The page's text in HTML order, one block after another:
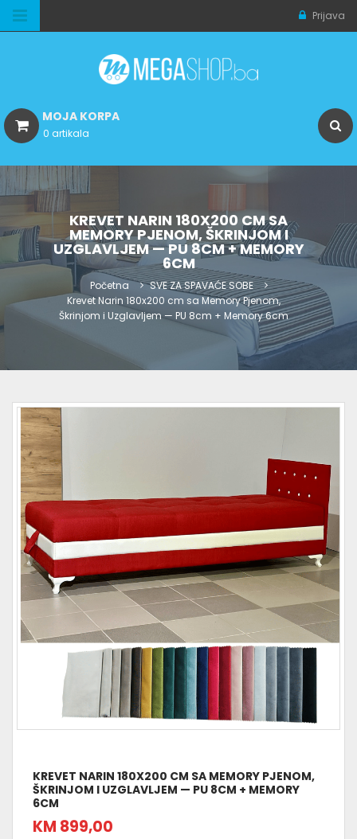
Prijava
MOJA KORPA
0 artikala
KREVET NARIN 180X200 CM SA
MEMORY PJENOM, ŠKRINJOM I
UZGLAVLJEM — PU 8CM + MEMORY
6CM
Početna
SVE ZA SPAVAĆE SOBE
Krevet Narin 180x200 cm sa Memory Pjenom,
Škrinjom i Uzglavljem — PU 8cm + Memory 6cm
KREVET NARIN 180X200 CM SA MEMORY PJENOM,
ŠKRINJOM I UZGLAVLJEM — PU 8CM + MEMORY
6CM
KM 899,00